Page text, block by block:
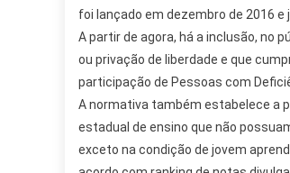
foi lançado em dezembro de 2016 e
A partir de agora, há a inclusão, no
ou privação de liberdade e que
participação de Pessoas com
A normativa também estabelece a
estadual de ensino que não
exceto na condição de jovem